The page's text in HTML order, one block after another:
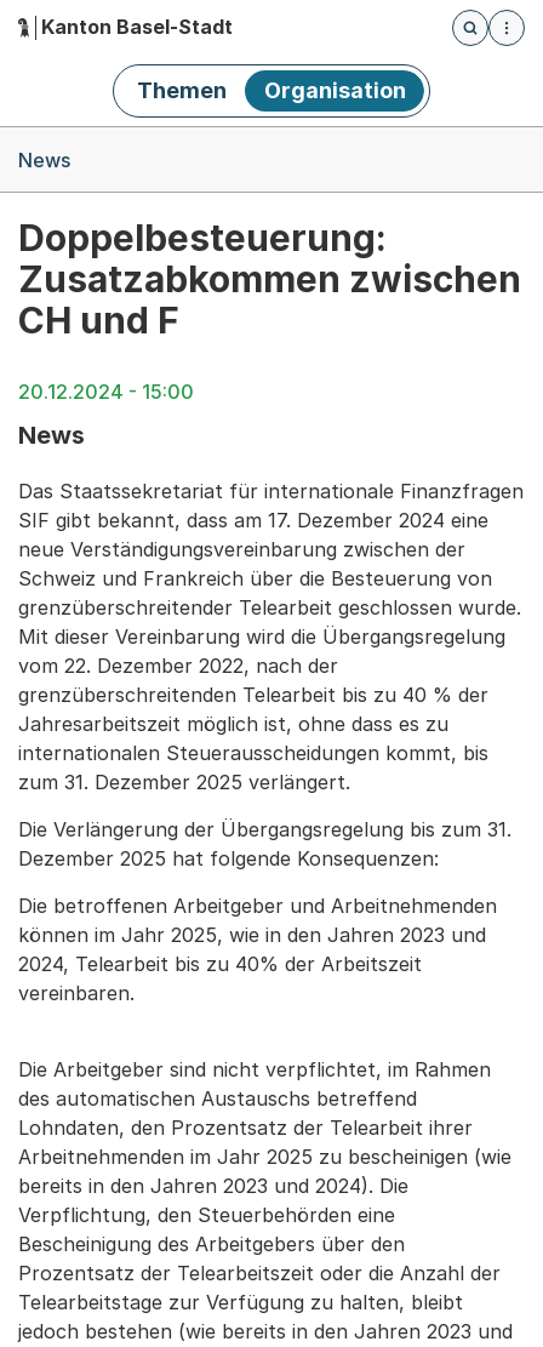
Hauptnavigation
Kanton Basel-Stadt
Öffnet
Themen Organisation
News
Doppelbesteuerung:
Zusatzabkommen zwischen
CH und F
20.12.2024 - 15:00
News
Das Staatssekretariat für internationale Finanzfragen
SIF gibt bekannt, dass am 17. Dezember 2024 eine
neue Verständigungsvereinbarung zwischen der
Schweiz und Frankreich über die Besteuerung von
grenzüberschreitender Telearbeit geschlossen wurde.
Mit dieser Vereinbarung wird die Übergangsregelung
vom 22. Dezember 2022, nach der
grenzüberschreitenden Telearbeit bis zu 40 % der
Jahresarbeitszeit möglich ist, ohne dass es zu
internationalen Steuerausscheidungen kommt, bis
zum 31. Dezember 2025 verlängert.
Die Verlängerung der Übergangsregelung bis zum 31.
Dezember 2025 hat folgende Konsequenzen:
Die betroffenen Arbeitgeber und Arbeitnehmenden
können im Jahr 2025, wie in den Jahren 2023 und
2024, Telearbeit bis zu 40% der Arbeitszeit
vereinbaren.
Die Arbeitgeber sind nicht verpflichtet, im Rahmen
des automatischen Austauschs betreffend
Lohndaten, den Prozentsatz der Telearbeit ihrer
Arbeitnehmenden im Jahr 2025 zu bescheinigen (wie
bereits in den Jahren 2023 und 2024). Die
Verpflichtung, den Steuerbehörden eine
Bescheinigung des Arbeitgebers über den
Prozentsatz der Telearbeitszeit oder die Anzahl der
Telearbeitstage zur Verfügung zu halten, bleibt
jedoch bestehen (wie bereits in den Jahren 2023 und